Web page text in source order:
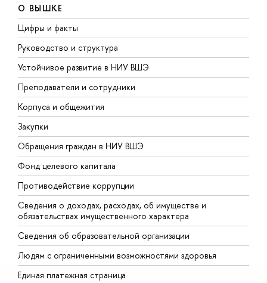
О ВЫШКЕ
Цифры и факты
Руководство и структура
Устойчивое развитие в НИУ ВШЭ
Преподаватели и сотрудники
Корпуса и общежития
Закупки
Обращения граждан в НИУ ВШЭ
Фонд целевого капитала
Противодействие коррупции
Сведения о доходах, расходах, об имуществе и
обязательствах имущественного характера
Сведения об образовательной организации
Людям с ограниченными возможностями здоровья
Единая платежная страница